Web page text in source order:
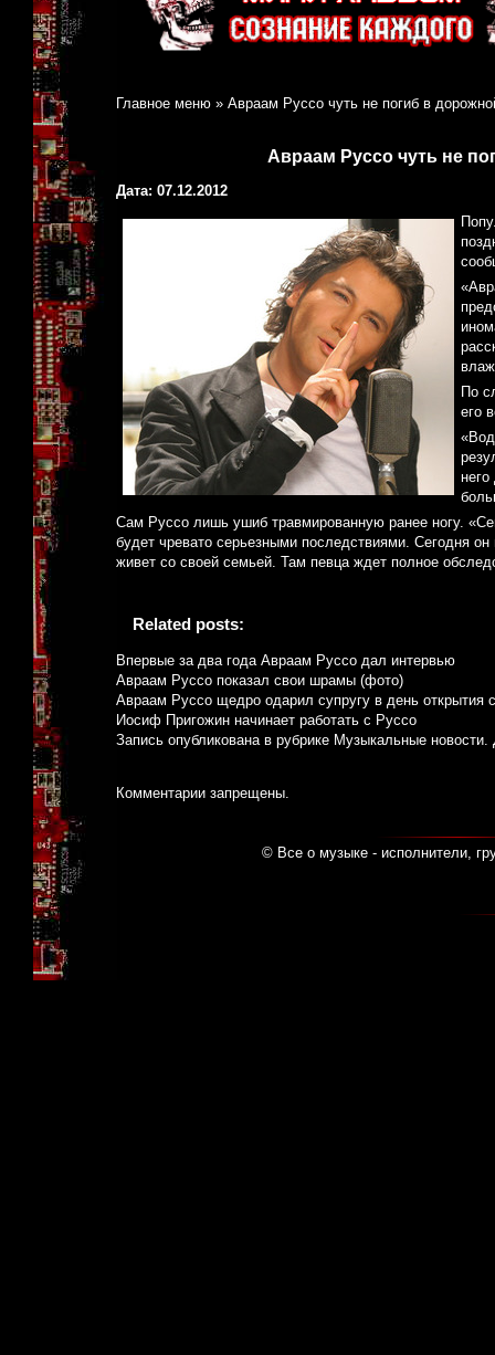
Главное меню » Авраам Руссо чуть не погиб в
Авраам Руссо чуть не
Дата: 07.12.2012
По
его
Сам Руссо лишь ушиб травмированную ранее ногу.
будет чревато серьезными последствиями. Сегодня
живет со своей семьей. Там певца ждет полное
Related posts:
Впервые за два года Авраам Руссо дал интервью
Авраам Руссо показал свои шрамы (фото)
Авраам Руссо щедро одарил супругу в день открытия
Иосиф Пригожин начинает работать с Руссо
Запись опубликована в рубрике Музыкальные новости.
Комментарии запрещены.
© Все о музыке - исполнители,